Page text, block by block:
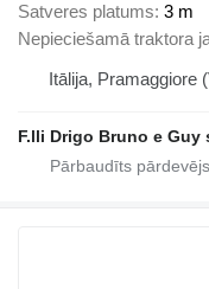
Satveres platums 3 m
Nepieciešamā traktora
Itālija, Pramaggiore
F.lli Drigo Bruno e Guy